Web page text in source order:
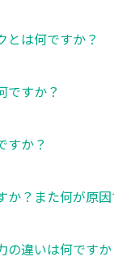
とは何ですか？
ですか？
すか？
か？また何が原因
の違いは何ですか